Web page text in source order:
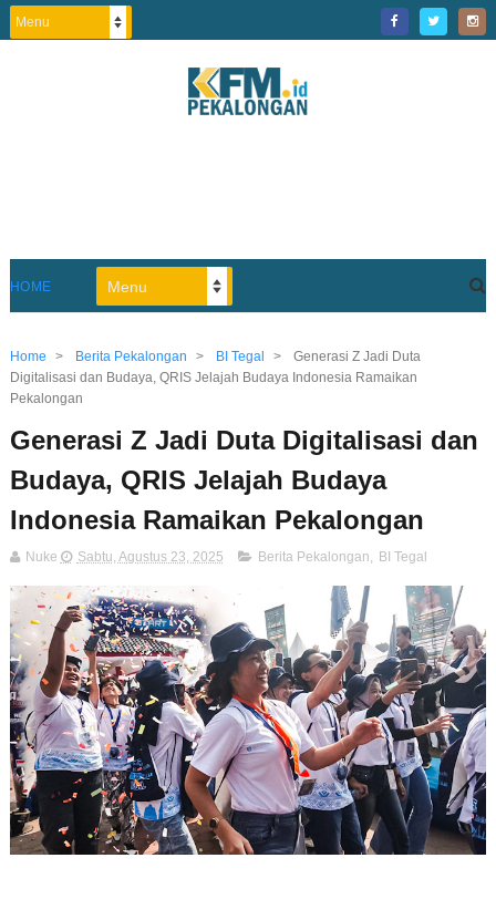
HOME
Home > Berita Pekalongan > BI Tegal >
Generasi Z Jadi Duta
Digitalisasi dan Budaya, QRIS Jelajah Budaya Indonesia Ramaikan
Pekalongan
Generasi Z Jadi Duta Digitalisasi dan
Budaya, QRIS Jelajah Budaya
Indonesia Ramaikan Pekalongan
Nuke Sabtu, Agustus 23, 2025 Berita Pekalongan, BI Tegal